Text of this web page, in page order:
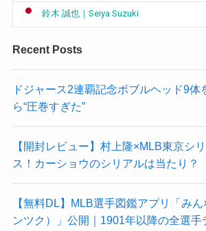
鈴木 誠也｜Seiya Suzuki
Recent Posts
ドジャース2連覇記念ボブルヘッド9体
ら“圧巻すぎた”
【開封レビュー】村上隆×MLB東京シ
ス！カーショウのシリアルは当たり？
【無料DL】MLB選手図鑑アプリ「み
ンツク）」公開｜1901年以降の全選手